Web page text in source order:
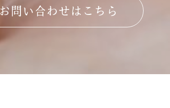
お問い合わせはこちら